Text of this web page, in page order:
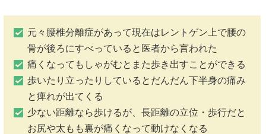
元々腰椎分離症があって現在はレントゲン上で腰の
骨が後ろにすべっていると医者から言われた
痛くなってもしゃがむとまた歩き出すことができる
歩いたり立ったりしているとだんだん下半身の痛み
と痺れが出てくる
少ない距離なら歩けるが、長距離の立位・歩行だと
お尻や太もも裏が痛くなって動けなくなる